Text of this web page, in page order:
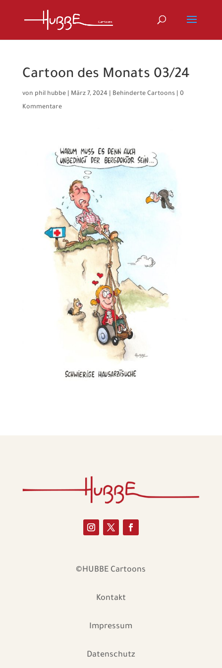
Cartoon des Monats 03/24
von phil hubbe| März 7, 2024| Behinderte Cartoons| 0
Kommentare
©HUBBE Cartoons
Kontakt
Impressum
Datenschutz